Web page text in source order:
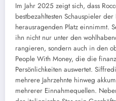
Im Jahr 2025 zeigt sich, dass
bestbezahltesten Schauspieler
herausragenden Platz einnimmt.
ihn nicht nur unter den
rangieren, sondern auch in den
People With Money, die die
Persönlichkeiten auswertet.
mehrere Jahrzehnte hinweg
mehrerer Einnahmequellen.